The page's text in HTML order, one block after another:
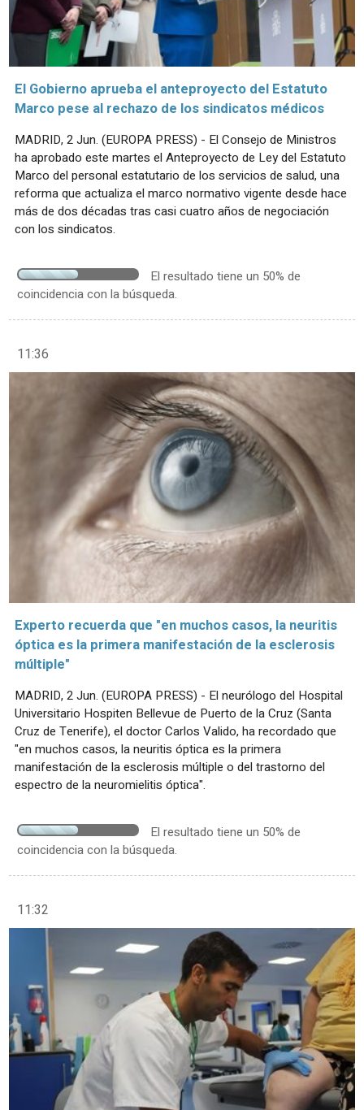
El Gobierno aprueba el anteproyecto del Estatuto
Marco pese al rechazo de los sindicatos médicos
MADRID, 2 Jun. (EUROPA PRESS) - El Consejo de Ministros
ha aprobado este martes el Anteproyecto de Ley del Estatuto
Marco del personal estatutario de los servicios de salud, una
reforma que actualiza el marco normativo vigente desde hace
más de dos décadas tras casi cuatro años de negociación
con los sindicatos.
El resultado tiene un 50% de
coincidencia con la búsqueda.
11:36
Experto recuerda que "en muchos casos, la neuritis
óptica es la primera manifestación de la esclerosis
múltiple"
MADRID, 2 Jun. (EUROPA PRESS) - El neurólogo del Hospital
Universitario Hospiten Bellevue de Puerto de la Cruz (Santa
Cruz de Tenerife), el doctor Carlos Valido, ha recordado que
"en muchos casos, la neuritis óptica es la primera
manifestación de la esclerosis múltiple o del trastorno del
espectro de la neuromielitis óptica".
El resultado tiene un 50% de
coincidencia con la búsqueda.
11:32